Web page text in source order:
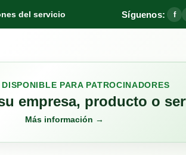
del servicio Síguenos: f
DISPONIBLE PARA PATROCINADORES
empresa, producto o
Más información →